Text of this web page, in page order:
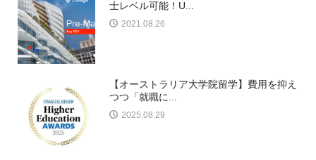
士レベル可能！U...
2021.08.26
【オーストラリア大学院留学】費用を抑え
つつ「就職に...
2025.08.29